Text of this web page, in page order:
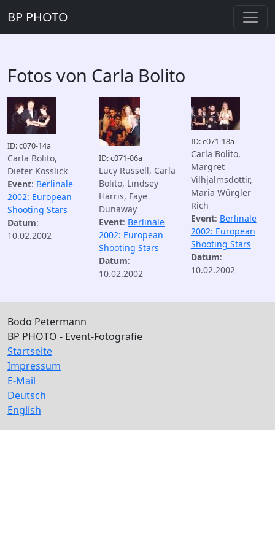
BP PHOTO
Fotos von Carla Bolito
ID: c070-14a
Carla Bolito,
Dieter Kosslick
Event: Berlinale
2002: European
Shooting Stars
Datum:
10.02.2002
ID: c071-06a
Lucy Russell, Carla
Bolito, Lindsey
Harris, Faye
Dunaway
Event: Berlinale
2002: European
Shooting Stars
Datum:
10.02.2002
ID: c071-18a
Carla Bolito,
Margret
Vilhjalmsdottir,
Maria Würgler
Rich
Event: Berlinale
2002: European
Shooting Stars
Datum:
10.02.2002
Bodo Petermann
BP PHOTO - Event-Fotografie
Startseite
Impressum
E-Mail
Deutsch
English